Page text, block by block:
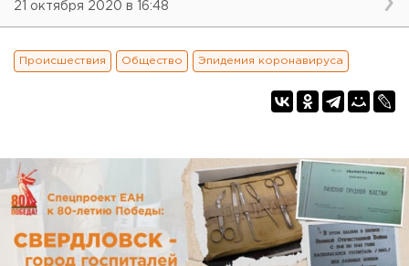
21 октября 2020 в 16:48
Происшествия Общество Эпидемия коронавируса